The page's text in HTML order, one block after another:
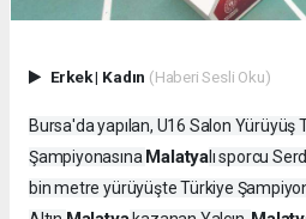
Erkek| Kadın (Haberi Sesli Oku)
Bursa'da yapılan, U16 Salon Yürüyüş
Şampiyonasına Malatyalı sporcu
bin metre yürüyüşte Türkiye